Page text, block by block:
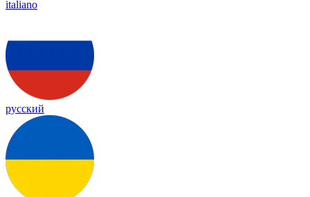
italiano
русский